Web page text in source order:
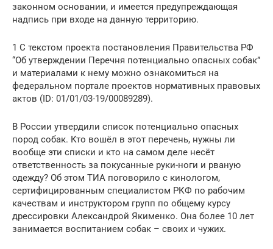
законном основании, и имеется предупреждающая
надпись при входе на данную территорию.
1 С текстом проекта постановления Правительства РФ
“Об утверждении Перечня потенциально опасных собак”
и материалами к нему можно ознакомиться на
федеральном портале проектов нормативных правовых
актов (ID: 01/01/03-19/00089289).
В России утвердили список потенциально опасных
пород собак. Кто вошёл в этот перечень, нужны ли
вообще эти списки и кто на самом деле несёт
ответственность за покусанные руки-ноги и рваную
одежду? Об этом ТИА поговорило с кинологом,
сертифицированным специалистом РКФ по рабочим
качествам и инструктором групп по общему курсу
дрессировки Александрой Якименко. Она более 10 лет
занимается воспитанием собак – своих и чужих.